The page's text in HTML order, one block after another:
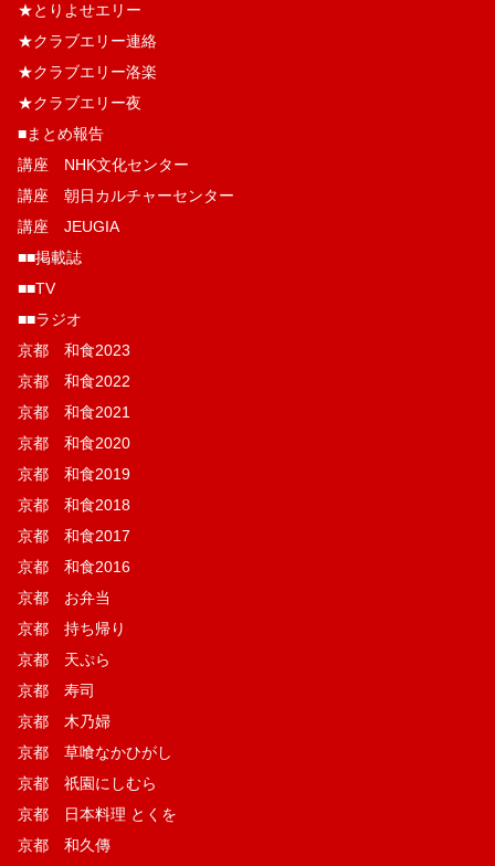
★とりよせエリー
★クラブエリー連絡
★クラブエリー洛楽
★クラブエリー夜
■まとめ報告
講座 NHK文化センター
講座 朝日カルチャーセンター
講座 JEUGIA
■■掲載誌
■■TV
■■ラジオ
京都 和食2023
京都 和食2022
京都 和食2021
京都 和食2020
京都 和食2019
京都 和食2018
京都 和食2017
京都 和食2016
京都 お弁当
京都 持ち帰り
京都 天ぷら
京都 寿司
京都 木乃婦
京都 草喰なかひがし
京都 祇園にしむら
京都 日本料理 とくを
京都 和久傳